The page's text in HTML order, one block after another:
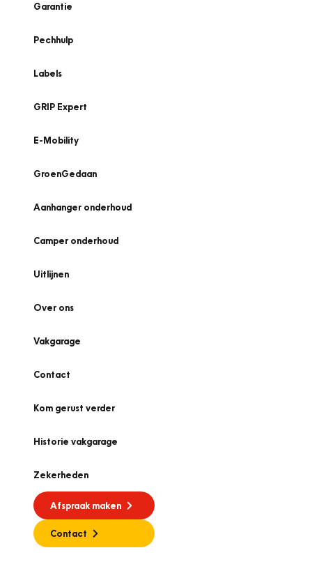
Garantie
Pechhulp
Labels
GRIP Expert
E-Mobility
GroenGedaan
Aanhanger onderhoud
Camper onderhoud
Uitlijnen
Over ons
Vakgarage
Contact
Kom gerust verder
Historie vakgarage
Zekerheden
Afspraak maken
Contact